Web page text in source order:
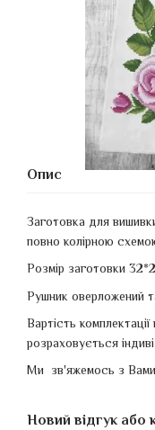
Опис
Заготовка для
повно колірною
Розмір заготовки
Рушник оверложений
Вартість
розраховується
Ми зв'яжемось з Вами
Новий відгук або